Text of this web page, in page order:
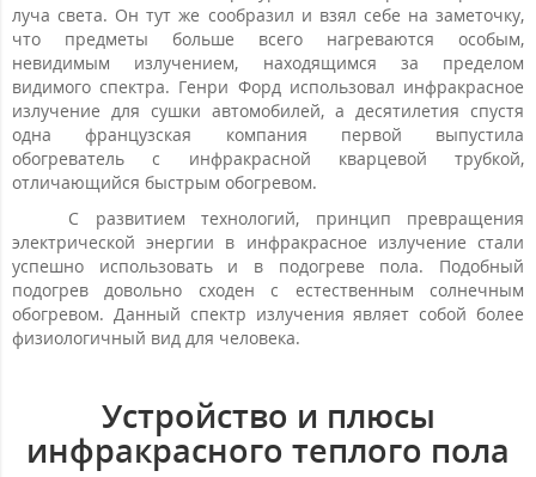
луча света. Он тут же сообразил и взял себе на заметочку,
что предметы больше всего нагреваются особым,
невидимым излучением, находящимся за пределом
видимого спектра. Генри Форд использовал инфракрасное
излучение для сушки автомобилей, а десятилетия спустя
одна французская компания первой выпустила
обогреватель с инфракрасной кварцевой трубкой,
отличающийся быстрым обогревом.
С развитием технологий, принцип превращения
электрической энергии в инфракрасное излучение стали
успешно использовать и в подогреве пола. Подобный
подогрев довольно сходен с естественным солнечным
обогревом. Данный спектр излучения являет собой более
физиологичный вид для человека.
Устройство и плюсы
инфракрасного теплого пола